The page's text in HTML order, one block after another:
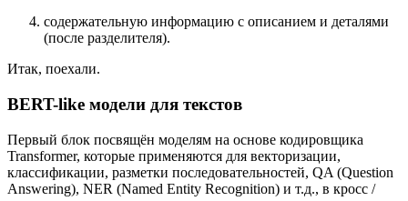
содержательную информацию с описанием и деталями
(после разделителя).
Итак, поехали.
BERT-like модели для текстов
Первый блок посвящён моделям на основе кодировщика
Transformer, которые применяются для векторизации,
классификации, разметки последовательностей, QA (Question
Answering), NER (Named Entity Recognition) и т.д., в кросс /